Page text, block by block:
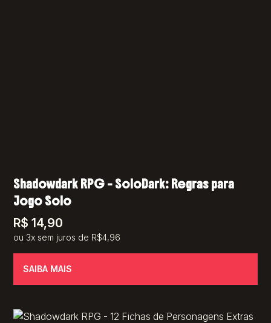
Shadowdark RPG – SoloDark: Regras para
Jogo Solo
R$ 14,90
ou 3x sem juros de R$4,96
SAIBA MAIS